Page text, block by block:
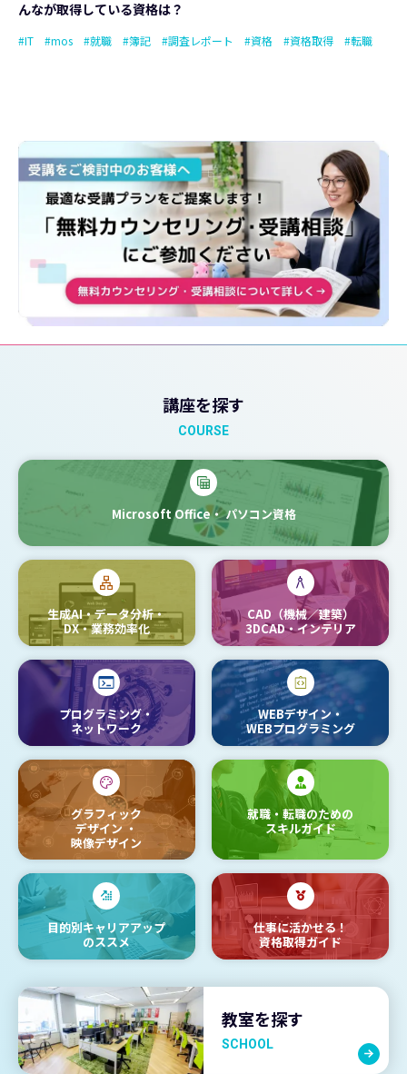
んなが取得している資格は？
#IT #mos #就職 #簿記 #調査レポート #資格 #資格取得 #転職
講座を探す
COURSE
Microsoft Office・パソコン資格
生成AI・データ分析・
DX・業務効率化
CAD（機械／建築）
3DCAD・インテリア
プログラミング・
ネットワーク
WEBデザイン・
WEBプログラミング
グラフィック
デザイン・
映像デザイン
就職・転職のための
スキルガイド
目的別キャリアアップ
のススメ
仕事に活かせる！
資格取得ガイド
教室を探す
SCHOOL